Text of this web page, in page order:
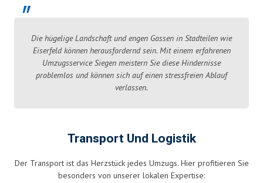
Die hügelige Landschaft und engen Gassen in Stadteilen wie
Eiserfeld können herausfordernd sein. Mit einem erfahrenen
Umzugsservice Siegen meistern Sie diese Hindernisse
problemlos und können sich auf einen stressfreien Ablauf
verlassen.
Transport Und Logistik
Der Transport ist das Herzstück jedes Umzugs. Hier profitieren Sie
besonders von unserer lokalen Expertise: